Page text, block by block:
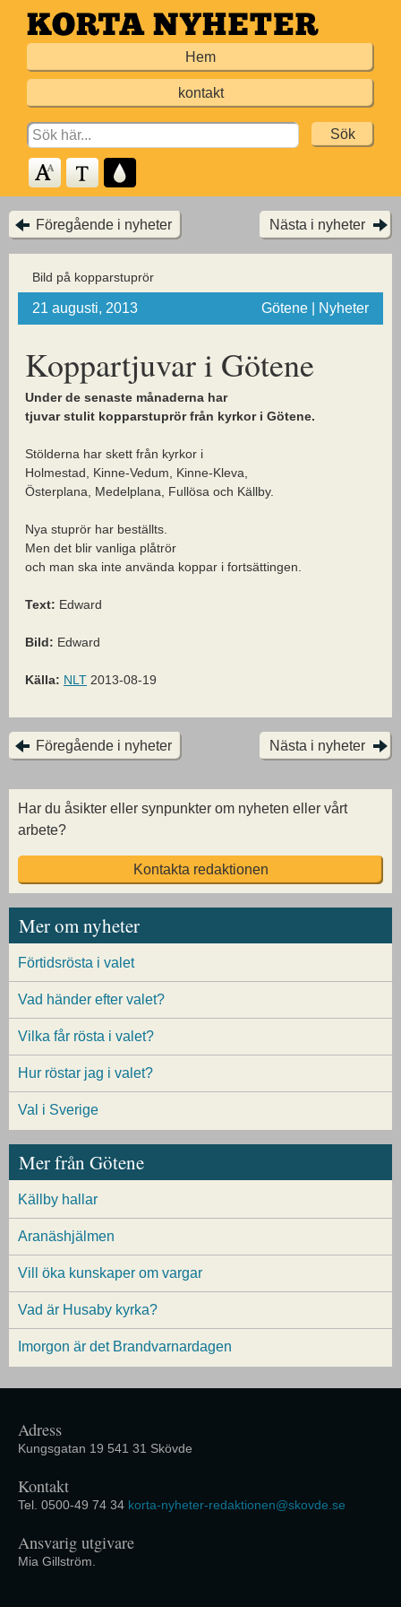
Hoppa
till
Hem
kontakt
Search
for:
Föregående i nyheter Nästa i nyheter
Bild på kopparstuprör
21 augusti, 2013 Götene | Nyheter
Koppartjuvar i Götene
Under de senaste månaderna har
tjuvar stulit kopparstuprör från kyrkor i Götene.
Stölderna har skett från kyrkor i
Holmestad, Kinne-Vedum, Kinne-Kleva,
Österplana, Medelplana, Fullösa och Källby.
Nya stuprör har beställts.
Men det blir vanliga plåtrör
och man ska inte använda koppar i fortsättingen.
Text: Edward
Bild: Edward
Källa: NLT 2013-08-19
Föregående i nyheter Nästa i nyheter
Har du åsikter eller synpunkter om nyheten eller vårt
arbete?
Kontakta redaktionen
Mer om nyheter
Förtidsrösta i valet
Vad händer efter valet?
Vilka får rösta i valet?
Hur röstar jag i valet?
Val i Sverige
Mer från Götene
Källby hallar
Aranäshjälmen
Vill öka kunskaper om vargar
Vad är Husaby kyrka?
Imorgon är det Brandvarnardagen
Adress
Kungsgatan 19 541 31 Skövde
Kontakt
Tel. 0500-49 74 34 korta-nyheter-redaktionen@skovde.se
Ansvarig utgivare
Mia Gillström.